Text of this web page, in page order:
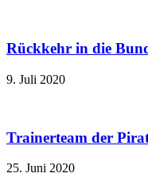
Rückkehr in die
9. Juli 2020
Trainerteam der
25. Juni 2020